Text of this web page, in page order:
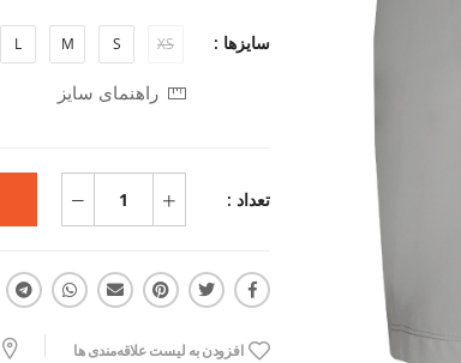
سایزها : XS
S
M
L
راهنمای سایز
تعداد :
افزودن به لیست علاقه‌مندی ها